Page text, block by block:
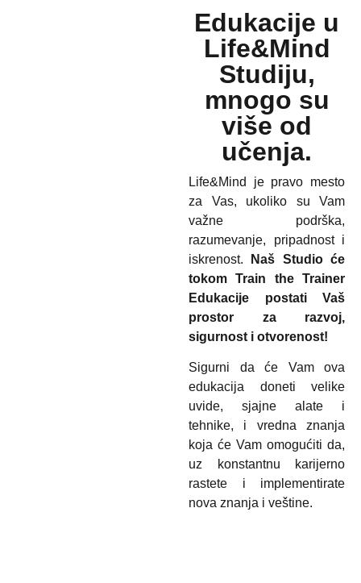
Edukacije u
Life&Mind
Studiju,
mnogo su
više od
učenja.
Life&Mind je pravo mesto
za Vas, ukoliko su Vam
važne podrška,
razumevanje, pripadnost i
iskrenost.
Naš Studio će
tokom Train the Trainer
Edukacije postati Vaš
prostor za razvoj,
sigurnost i otvorenost!
Sigurni da će Vam ova
edukacija doneti velike
uvide, sjajne alate i
tehnike, i vredna znanja
koja će Vam omogućiti da,
uz konstantnu karijerno
rastete i implementirate
nova znanja i veštine.